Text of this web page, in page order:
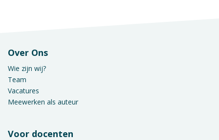
Over Ons
Wie zijn wij?
Team
Vacatures
Meewerken als auteur
Voor docenten